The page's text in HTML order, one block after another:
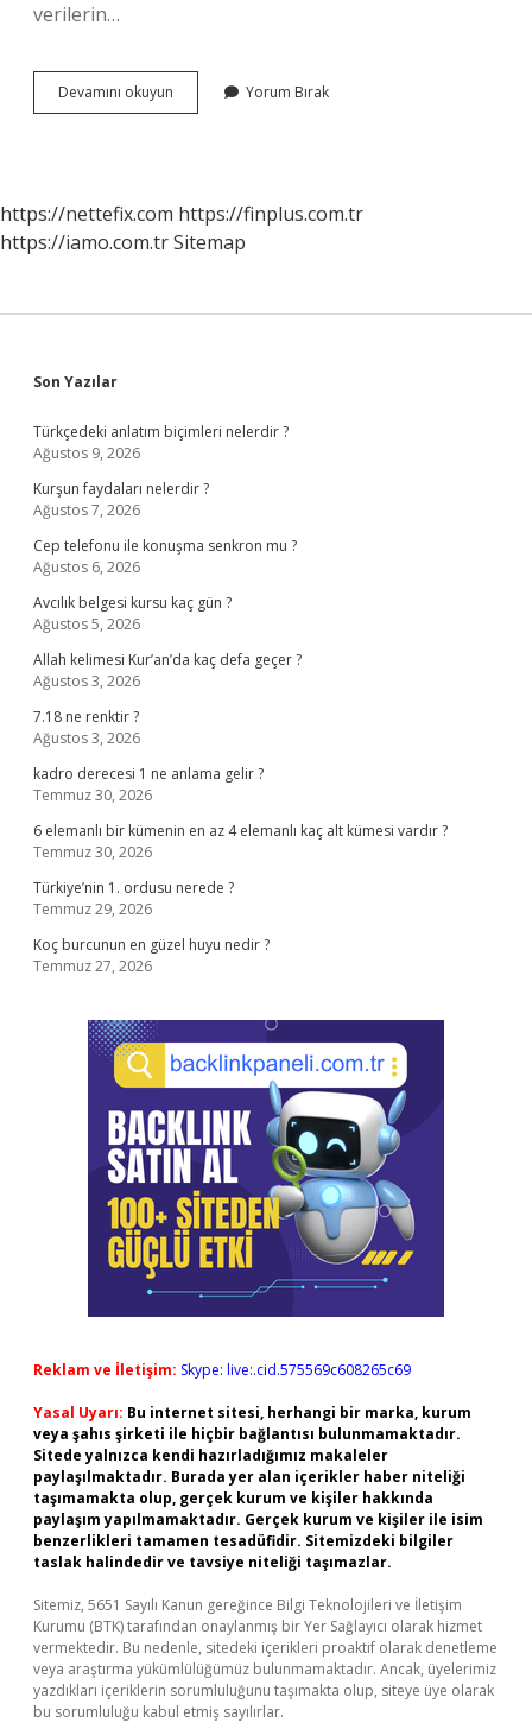
verilerin…
Devamını okuyun
Edilmek
Yorum Bırak
https://nettefix.com https://finplus.com.tr
https://iamo.com.trSitemap
Sidebar
Son Yazılar
Türkçedeki anlatım biçimleri nelerdir ?
Ağustos 9, 2026
Kurşun faydaları nelerdir ?
Ağustos 7, 2026
Cep telefonu ile konuşma senkron mu ?
Ağustos 6, 2026
Avcılık belgesi kursu kaç gün ?
Ağustos 5, 2026
Allah kelimesi Kur’an’da kaç defa geçer ?
Ağustos 3, 2026
7.18 ne renktir ?
Ağustos 3, 2026
kadro derecesi 1 ne anlama gelir ?
Temmuz 30, 2026
6 elemanlı bir kümenin en az 4 elemanlı kaç alt kümesi vardır ?
Temmuz 30, 2026
Türkiye’nin 1. ordusu nerede ?
Temmuz 29, 2026
Koç burcunun en güzel huyu nedir ?
Temmuz 27, 2026
Reklam ve İletişim: Skype: live:.cid.575569c608265c69
Yasal Uyarı: Bu internet sitesi, herhangi bir marka, kurum
veya şahıs şirketi ile hiçbir bağlantısı bulunmamaktadır.
Sitede yalnızca kendi hazırladığımız makaleler
paylaşılmaktadır. Burada yer alan içerikler haber niteliği
taşımamakta olup, gerçek kurum ve kişiler hakkında
paylaşım yapılmamaktadır. Gerçek kurum ve kişiler ile isim
benzerlikleri tamamen tesadüfidir. Sitemizdeki bilgiler
taslak halindedir ve tavsiye niteliği taşımazlar.
Sitemiz, 5651 Sayılı Kanun gereğince Bilgi Teknolojileri ve İletişim
Kurumu (BTK) tarafından onaylanmış bir Yer Sağlayıcı olarak hizmet
vermektedir. Bu nedenle, sitedeki içerikleri proaktif olarak denetleme
veya araştırma yükümlülüğümüz bulunmamaktadır. Ancak, üyelerimiz
yazdıkları içeriklerin sorumluluğunu taşımakta olup, siteye üye olarak
bu sorumluluğu kabul etmiş sayılırlar.